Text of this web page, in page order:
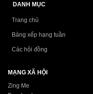
DANH MỤC
Trang chủ
Bảng xếp hạng tuần
Các hội đồng
MẠNG XÃ HỘI
Zing Me